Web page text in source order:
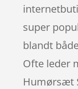
super
blandt
Ofte leder
Humørsæt